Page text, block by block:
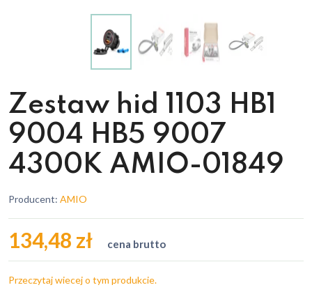
Zestaw hid 1103 HB1
9004 HB5 9007
4300K AMIO-01849
Producent: AMIO
134,48 zł cena brutto
Przeczytaj wiecej o tym produkcie.